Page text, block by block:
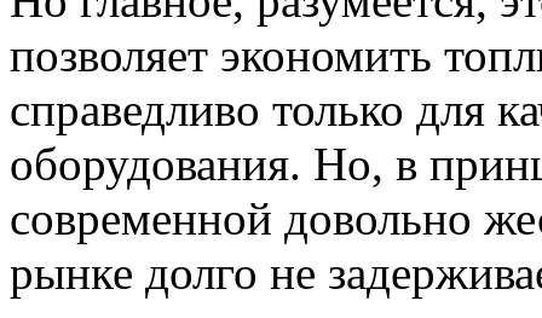
позволяет экономить
справедливо только для
оборудования. Но, в
современной довольно
рынке долго не